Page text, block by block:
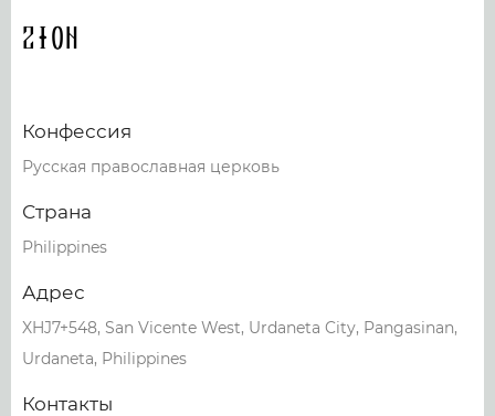
Zion
Конфессия
Русская православная церковь
Страна
Philippines
Адрес
XHJ7+548, San Vicente West, Urdaneta City, Pangasinan,
Urdaneta, Philippines
Контакты